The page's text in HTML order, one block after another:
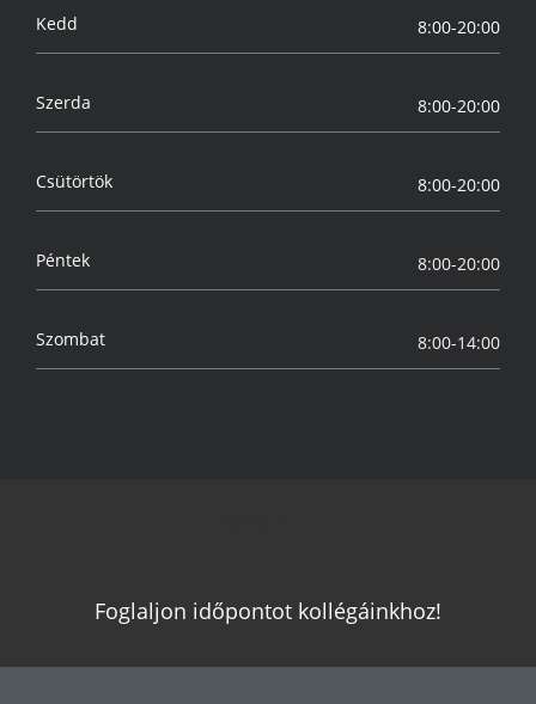
Kedd 8:00-20:00
Szerda 8:00-20:00
Csütörtök 8:00-20:00
Péntek 8:00-20:00
Szombat 8:00-14:00
Foglaljon időpontot kollégáinkhoz!